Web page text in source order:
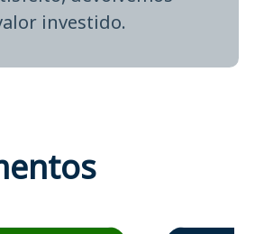
investido.